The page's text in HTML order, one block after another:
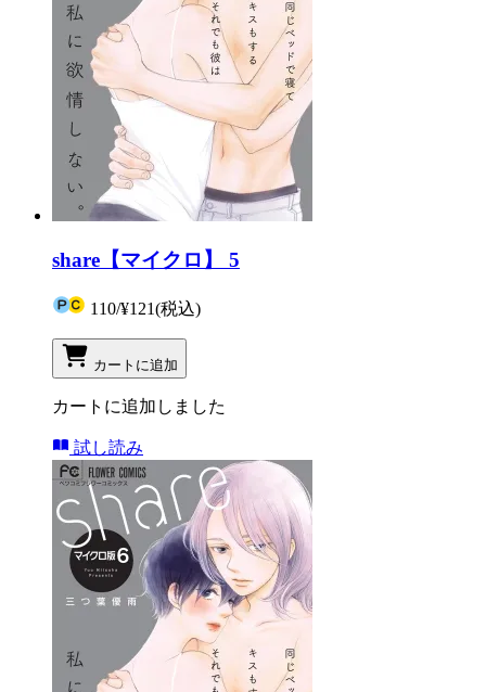
share【マイクロ】 5
110/¥121(税込)
カートに追加
カートに追加しました
試し読み